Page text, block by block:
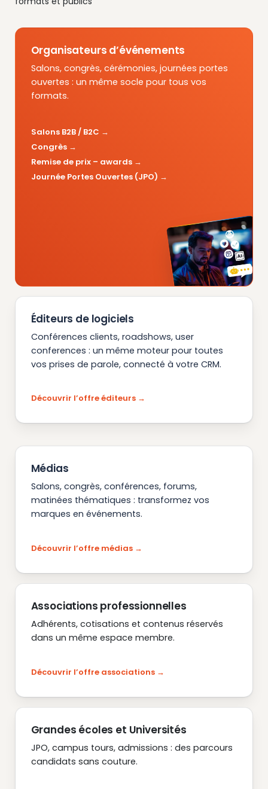
Organisateurs d’événements
Salons, congrès, cérémonies, journées portes
ouvertes : un même socle pour tous vos
formats.
Salons B2B / B2C
Congrès
Remise de prix – awards
Journée Portes Ouvertes (JPO)
Éditeurs de logiciels
Conférences clients, roadshows, user
conferences : un même moteur pour toutes
vos prises de parole, connecté à votre CRM.
Découvrir l’offre éditeurs
Médias
Salons, congrès, conférences, forums,
matinées thématiques : transformez vos
marques en événements.
Découvrir l’offre médias
Associations professionnelles
Adhérents, cotisations et contenus réservés
dans un même espace membre.
Découvrir l’offre associations
Grandes écoles et Universités
JPO, campus tours, admissions : des parcours
candidats sans couture.